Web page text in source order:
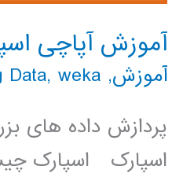
آموزش آپاچی
آموزش,
Data, weka
پردازش داده های
اسپارک اسپارک